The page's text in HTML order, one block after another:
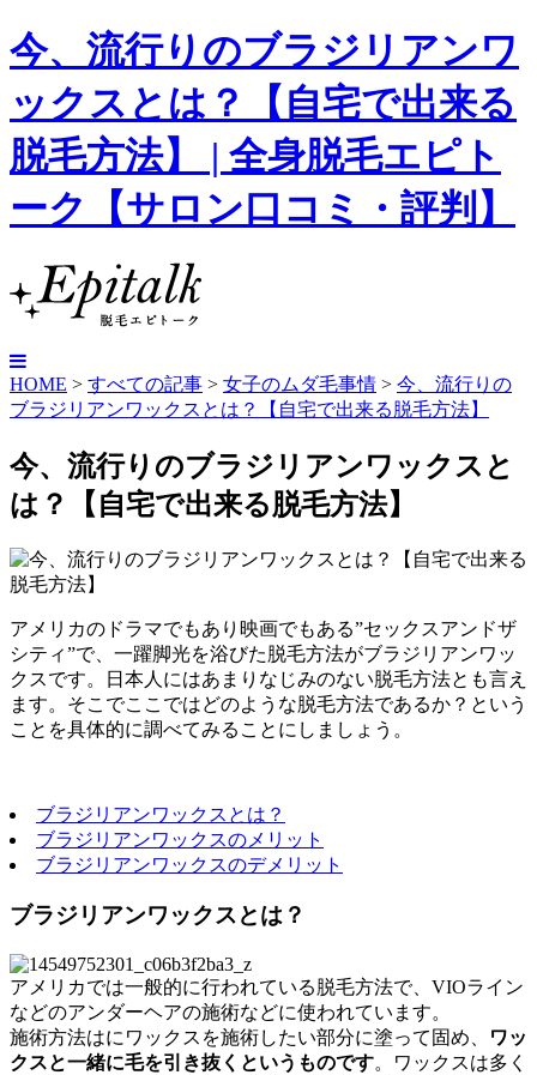
今、流行りのブラジリアンワ
ックスとは？【自宅で出来る
脱毛方法】 | 全身脱毛エピト
ーク【サロン口コミ・評判】
HOME > すべての記事 > 女子のムダ毛事情 > 今、流行りの
ブラジリアンワックスとは？【自宅で出来る脱毛方法】
今、流行りのブラジリアンワックスと
は？【自宅で出来る脱毛方法】
アメリカのドラマでもあり映画でもある”セックスアンドザ
シティ”で、一躍脚光を浴びた脱毛方法がブラジリアンワッ
クスです。日本人にはあまりなじみのない脱毛方法とも言え
ます。そこでここではどのような脱毛方法であるか？という
ことを具体的に調べてみることにしましょう。
ブラジリアンワックスとは？
ブラジリアンワックスのメリット
ブラジリアンワックスのデメリット
ブラジリアンワックスとは？
アメリカでは一般的に行われている脱毛方法で、VIOライン
などのアンダーヘアの施術などに使われています。
施術方法はにワックスを施術したい部分に塗って固め、
ワッ
クスと一緒に毛を引き抜くというものです。ワックスは多く